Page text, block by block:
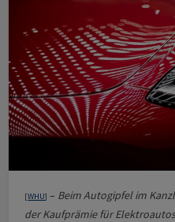
[WHU] – Beim Autogipfel im
der Kaufprämie für